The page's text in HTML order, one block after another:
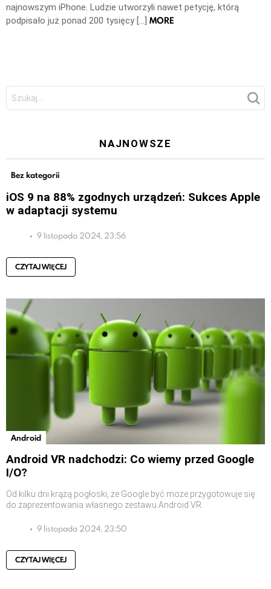
najnowszym iPhone. Ludzie utworzyli nawet petycję, którą
podpisało już ponad 200 tysięcy […] MORE
NAJNOWSZE
Bez kategorii
iOS 9 na 88% zgodnych urządzeń: Sukces Apple
w adaptacji systemu
9 listopada 2024, 23:56
CZYTAJ WIĘCEJ
Android
Android VR nadchodzi: Co wiemy przed Google
I/O?
Od kilku dni krążą pogłoski, że Google być może przygotowuje się
do zaprezentowania własnego zestawu Android VR
9 listopada 2024, 23:50
CZYTAJ WIĘCEJ